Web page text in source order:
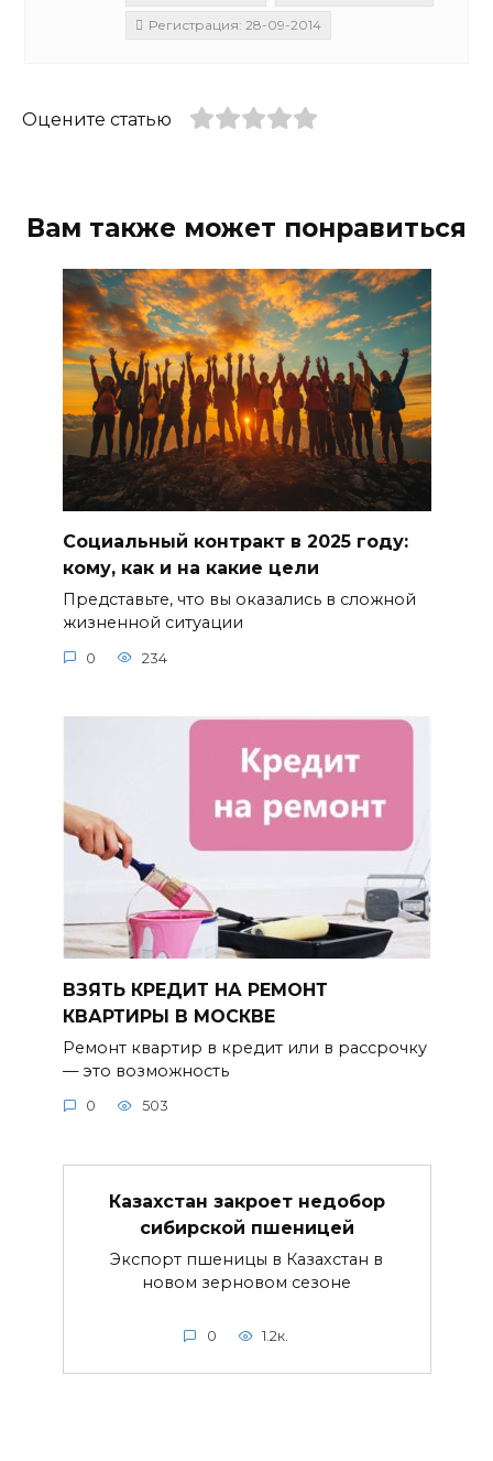
Регистрация: 28-09-2014
Оцените статью
Вам также может понравиться
Социальный контракт в 2025 году:
кому, как и на какие цели
Представьте, что вы оказались в сложной
жизненной ситуации
0 234
ВЗЯТЬ КРЕДИТ НА РЕМОНТ
КВАРТИРЫ В МОСКВЕ
Ремонт квартир в кредит или в рассрочку
— это возможность
0 503
Казахстан закроет недобор
сибирской пшеницей
Экспорт пшеницы в Казахстан в
новом зерновом сезоне
0 1.2к.